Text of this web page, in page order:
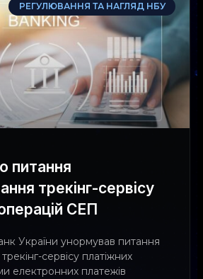
РЕГУЛЮВАННЯ ТА НАГЛЯД НБУ
питання
трекінг-сервісу
СЕП
України унормував питання
сервісу платіжних
електронних платежів